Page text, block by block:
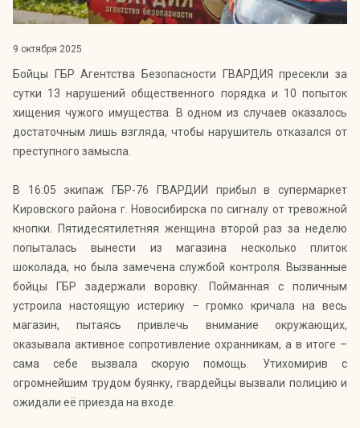
9 октября 2025
Бойцы ГБР Агентства Безопасности ГВАРДИЯ пресекли за
сутки 13 нарушений общественного порядка и 10 попыток
хищения чужого имущества. В одном из случаев оказалось
достаточным лишь взгляда, чтобы нарушитель отказался от
преступного замысла.
В 16:05 экипаж ГБР-76 ГВАРДИИ прибыл в супермаркет
Кировского района г. Новосибирска по сигналу от тревожной
кнопки. Пятидесятилетняя женщина второй раз за неделю
попыталась вынести из магазина несколько плиток
шоколада, но была замечена службой контроля. Вызванные
бойцы ГБР задержали воровку. Пойманная с поличным
устроила настоящую истерику – громко кричала на весь
магазин, пытаясь привлечь внимание окружающих,
оказывала активное сопротивление охранникам, а в итоге –
сама себе вызвала скорую помощь. Утихомирив с
огромнейшим трудом буянку, гвардейцы вызвали полицию и
ожидали её приезда на входе.